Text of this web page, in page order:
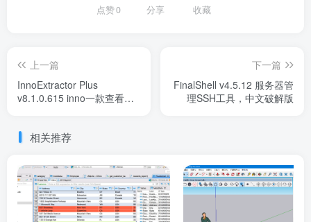
点赞0 分享 收藏
上一篇
InnoExtractor Plus
v8.1.0.615 inno一款查看提
下一篇
FinalShell v4.5.12 服务器管
理SSH工具，中文破解版
相关推荐